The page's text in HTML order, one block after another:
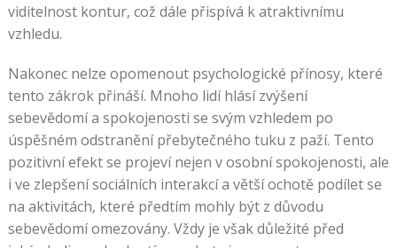
viditelnost kontur, což dále přispívá k atraktivnímu
vzhledu.
Nakonec nelze opomenout psychologické přínosy, které
tento zákrok přináší. Mnoho lidí hlásí zvýšení
sebevědomí a spokojenosti se svým vzhledem po
úspěšném odstranění přebytečného tuku z paží. Tento
pozitivní efekt se projeví nejen v osobní spokojenosti, ale
i ve zlepšení sociálních interakcí a větší ochotě podílet se
na aktivitách, které předtím mohly být z důvodu
sebevědomí omezovány. Vždy je však důležité před